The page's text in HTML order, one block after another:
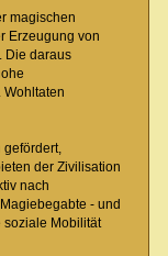
magischen
Erzeugung von
Die daraus
gefördert,
der Zivilisation
nach
- und
soziale Mobilität